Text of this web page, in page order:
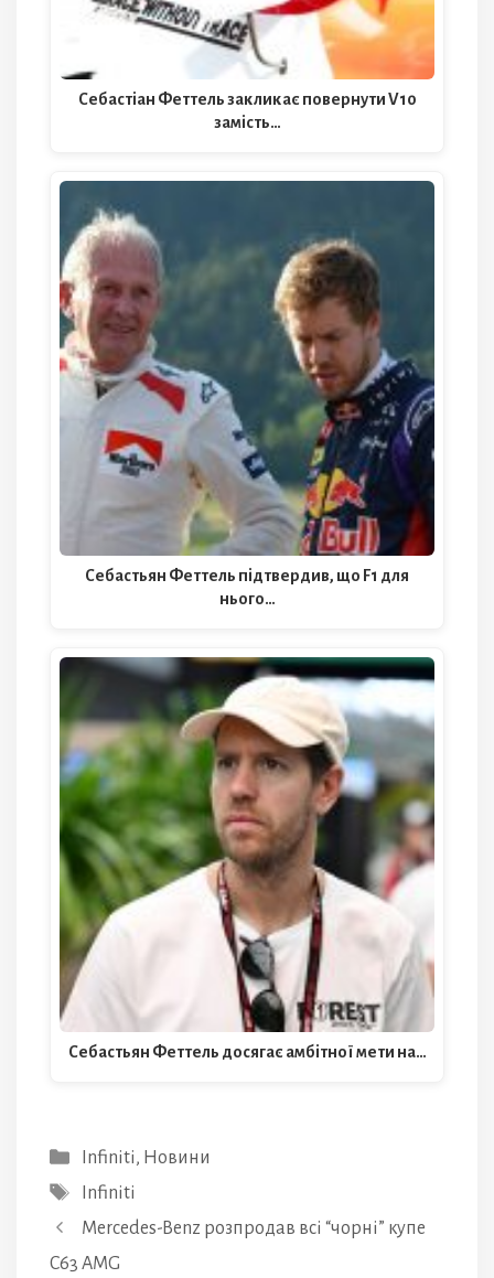
Себастіан Феттель закликає повернути V10
замість…
Себастьян Феттель підтвердив, що F1 для
нього…
Себастьян Феттель досягає амбітної мети на…
Категорії
Infiniti, Новини
Позначки
Infiniti
Mercedes-Benz розпродав всі “чорні” купе
C63 AMG